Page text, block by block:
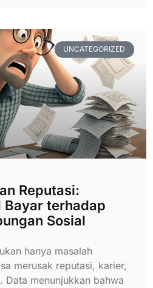
UNCATEGORIZED
Reputasi:
Bayar terhadap
Sosial
hanya masalah
merusak reputasi, karier,
Data menunjukkan bahwa